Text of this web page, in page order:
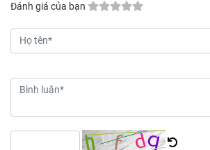
Đánh giá của bạn